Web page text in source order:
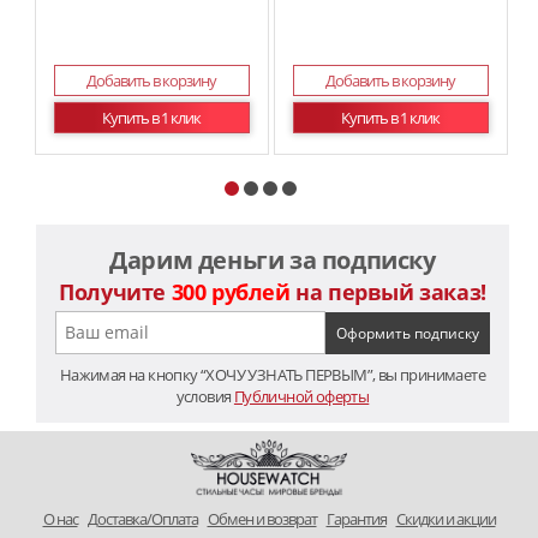
Добавить в корзину
Купить в 1 клик
Добавить в корзину
Купить в 1 клик
Дарим деньги за подписку
Получите 300 рублей на первый заказ!
Нажимая на кнопку “ХОЧУ УЗНАТЬ ПЕРВЫМ”, вы принимаете
условия Публичной оферты
O нас Доставка/Оплата Обмен и возврат Гарантия Скидки и акции